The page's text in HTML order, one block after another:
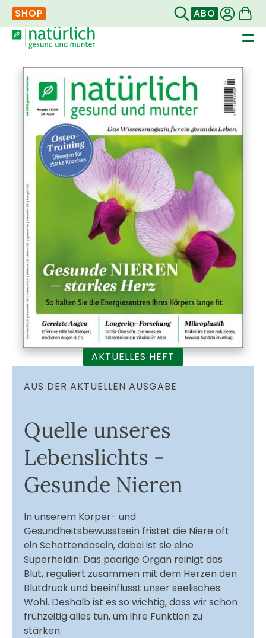
SHOP ABO
AUS DER AKTUELLEN AUSGABE
Quelle unseres
Lebenslichts -
Gesunde Nieren
In unserem Körper- und
Gesundheitsbewusstsein fristet die Niere oft
ein Schattendasein, dabei ist sie eine
Superheldin: Das paarige Organ reinigt das
Blut, reguliert zusammen mit dem Herzen den
Blutdruck und beeinflusst unser seelisches
Wohl. Deshalb ist es so wichtig, dass wir schon
frühzeitig alles tun, um ihre Funktion zu
stärken.
AKTUELLES HEFT